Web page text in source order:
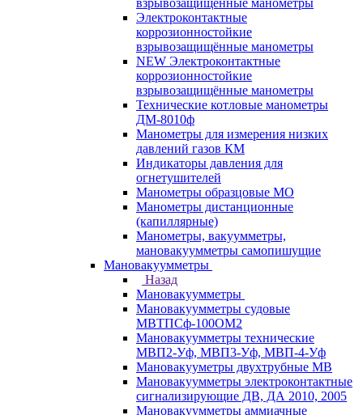
взрывозащищённые манометры
Электроконтактные
коррозионностойкие
взрывозащищённые манометры
NEW Электроконтактные
коррозионностойкие
взрывозащищённые манометры
Технические котловые манометры
ДМ-8010ф
Манометры для измерения низких
давлений газов КМ
Индикаторы давления для
огнетушителей
Манометры образцовые МО
Манометры дистанционные
(капиллярные)
Манометры, вакуумметры,
мановакуумметры самопишущие
Мановакуумметры
Назад
Мановакуумметры
Мановакуумметры судовые
МВТПСф-100ОМ2
Мановакуумметры технические
МВП2-Уф, МВП3-Уф, МВП-4-Уф
Мановакууметры двухтрубные МВ
Мановакуумметры электроконтактные
сигнализирующие ДВ, ДА 2010, 2005
Мановакуумметры аммиачные